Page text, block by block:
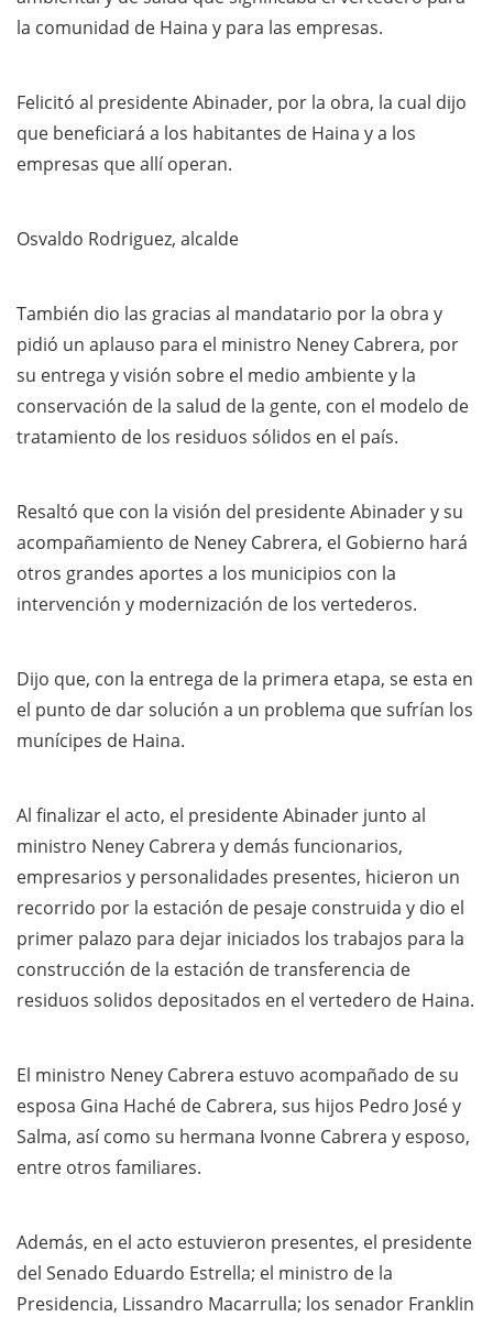
la comunidad de Haina y para las empresas.
Felicitó al presidente Abinader, por la obra, la cual dijo
que beneficiará a los habitantes de Haina y a los
empresas que allí operan.
Osvaldo Rodriguez, alcalde
También dio las gracias al mandatario por la obra y
pidió un aplauso para el ministro Neney Cabrera, por
su entrega y visión sobre el medio ambiente y la
conservación de la salud de la gente, con el modelo de
tratamiento de los residuos sólidos en el país.
Resaltó que con la visión del presidente Abinader y su
acompañamiento de Neney Cabrera, el Gobierno hará
otros grandes aportes a los municipios con la
intervención y modernización de los vertederos.
Dijo que, con la entrega de la primera etapa, se esta en
el punto de dar solución a un problema que sufrían los
munícipes de Haina.
Al finalizar el acto, el presidente Abinader junto al
ministro Neney Cabrera y demás funcionarios,
empresarios y personalidades presentes, hicieron un
recorrido por la estación de pesaje construida y dio el
primer palazo para dejar iniciados los trabajos para la
construcción de la estación de transferencia de
residuos solidos depositados en el vertedero de Haina.
El ministro Neney Cabrera estuvo acompañado de su
esposa Gina Haché de Cabrera, sus hijos Pedro José y
Salma, así como su hermana Ivonne Cabrera y esposo,
entre otros familiares.
Además, en el acto estuvieron presentes, el presidente
del Senado Eduardo Estrella; el ministro de la
Presidencia, Lissandro Macarrulla; los senador Franklin